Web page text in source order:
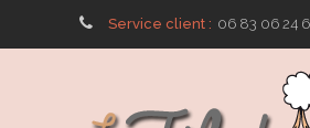
Service client : 06 83 06 24